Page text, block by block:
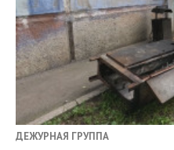
ДЕЖУРНАЯ ГРУППА